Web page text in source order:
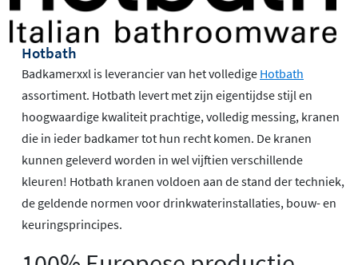
Hotbath
Badkamerxxl is leverancier van het volledige Hotbath
assortiment. Hotbath levert met zijn eigentijdse stijl en
hoogwaardige kwaliteit prachtige, volledig messing, kranen
die in ieder badkamer tot hun recht komen. De kranen
kunnen geleverd worden in wel vijftien verschillende
kleuren! Hotbath kranen voldoen aan de stand der techniek,
de geldende normen voor drinkwaterinstallaties, bouw- en
keuringsprincipes.